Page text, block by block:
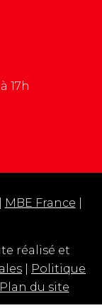
17h
MBE France
réalisé et
Politique
Plan du site